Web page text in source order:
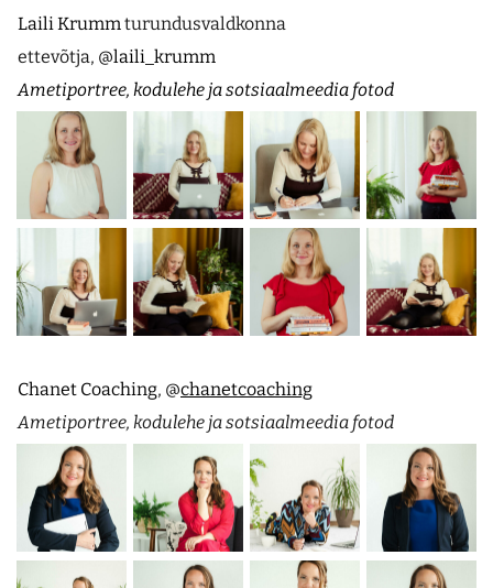
Laili Krumm turundusvaldkonna
ettevõtja, @laili_krumm
Ametiportree, kodulehe ja sotsiaalmeedia fotod
Chanet Coaching, @chanetcoaching
Ametiportree, kodulehe ja sotsiaalmeedia fotod